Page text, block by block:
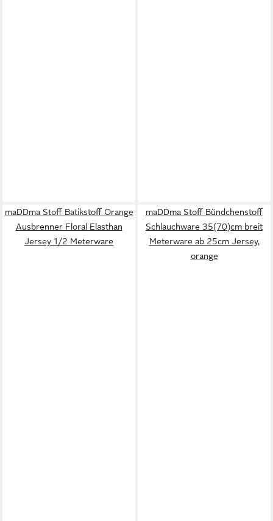
maDDma Stoff Batikstoff Orange
Ausbrenner Floral Elasthan
Jersey 1/2 Meterware
maDDma Stoff Bündchenstoff
Schlauchware 35(70)cm breit
Meterware ab 25cm Jersey,
orange